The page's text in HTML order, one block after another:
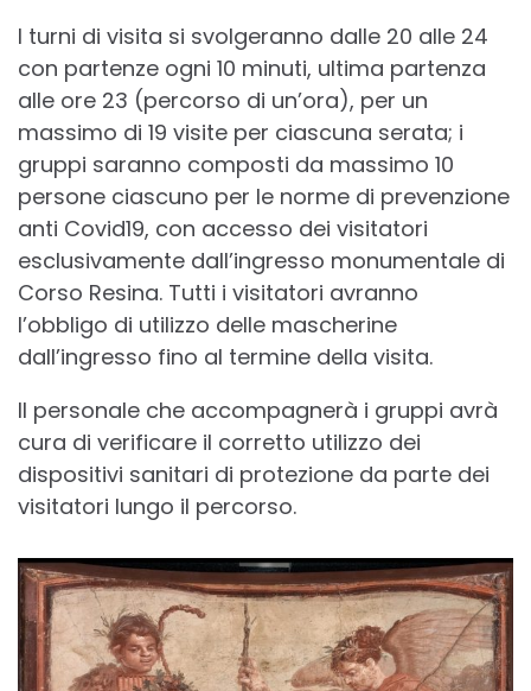
I turni di visita si svolgeranno dalle 20 alle 24
con partenze ogni 10 minuti, ultima partenza
alle ore 23 (percorso di un’ora), per un
massimo di 19 visite per ciascuna serata; i
gruppi saranno composti da massimo 10
persone ciascuno per le norme di prevenzione
anti Covid19, con accesso dei visitatori
esclusivamente dall’ingresso monumentale di
Corso Resina. Tutti i visitatori avranno
l’obbligo di utilizzo delle mascherine
dall’ingresso fino al termine della visita.
Il personale che accompagnerà i gruppi avrà
cura di verificare il corretto utilizzo dei
dispositivi sanitari di protezione da parte dei
visitatori lungo il percorso.